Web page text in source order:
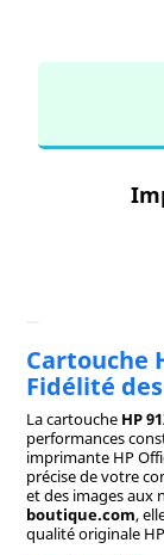
Cartouche
Fidélité
La cartouche HP
performances
imprimante HP
précise de votre
et des images aux
boutique.com,
qualité originale